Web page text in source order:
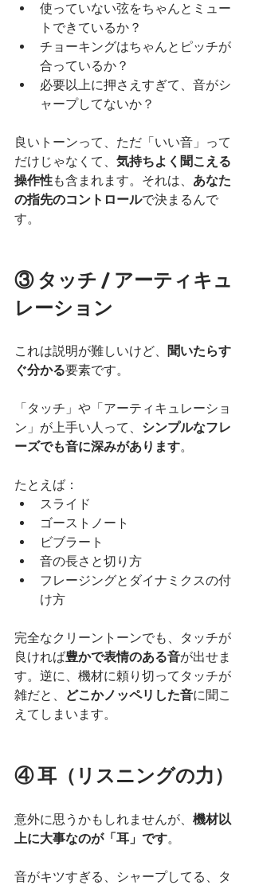
使っていない弦をちゃんとミュー
トできているか？
チョーキングはちゃんとピッチが
合っているか？
必要以上に押さえすぎて、音がシ
ャープしてないか？
良いトーンって、ただ「いい音」って
だけじゃなくて、 気持ちよく聞こえる
操作性も含まれます。それは、 あなた
の指先のコントロールで決まるんで
す。
③ タッチ / アーティキュ
レーション
これは説明が難しいけど、 聞いたらす
ぐ分かる要素です。
「タッチ」や「アーティキュレーショ
ン」が上手い人って、 シンプルなフレ
ーズでも音に深みがあります。
たとえば：
スライド
ゴーストノート
ビブラート
音の長さと切り方
フレージングとダイナミクスの付
け方
完全なクリーントーンでも、タッチが
良ければ豊かで表情のある音が出せま
す。逆に、機材に頼り切ってタッチが
雑だと、 どこかノッペリした音に聞こ
えてしまいます。
④ 耳（リスニングの力）
意外に思うかもしれませんが、 機材以
上に大事なのが「耳」です。
音がキツすぎる、シャープしてる、タ